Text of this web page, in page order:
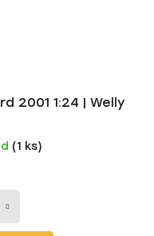
2001 1:24 | Welly
(1 ks)